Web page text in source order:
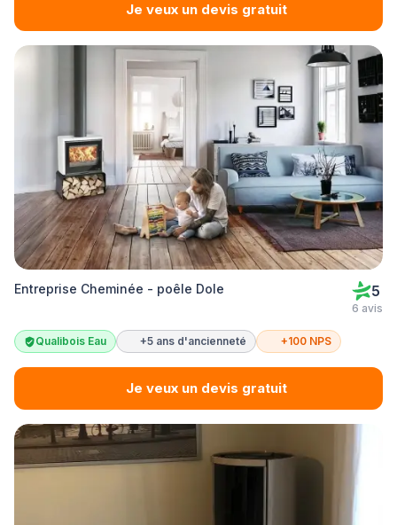
Je veux un devis gratuit
Entreprise Cheminée - poêle Dole 5
6 avis
Qualibois Eau +5 ans d'ancienneté +100 NPS
Je veux un devis gratuit